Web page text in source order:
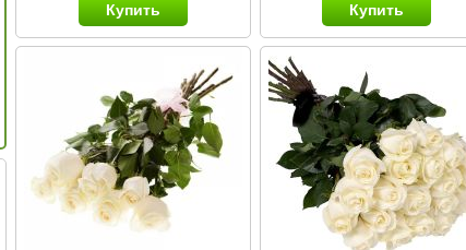
Купить
Купить